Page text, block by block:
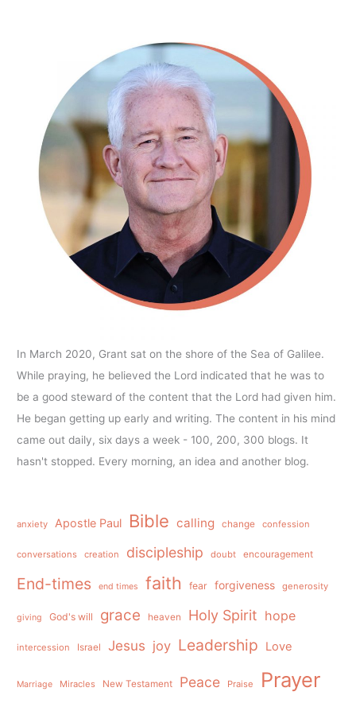
In March 2020, Grant sat on the shore of the Sea of Galilee.
While praying, he believed the Lord indicated that he was to
be a good steward of the content that the Lord had given him.
He began getting up early and writing. The content in his mind
came out daily, six days a week - 100, 200, 300 blogs. It
hasn't stopped. Every morning, an idea and another blog.
anxiety Apostle Paul Bible calling change confession
conversations creation discipleship doubt encouragement
End-times end times faith fear forgiveness generosity
giving God's will grace heaven Holy Spirit hope
intercession Israel Jesus joy Leadership Love
Marriage Miracles New Testament Peace Praise Prayer